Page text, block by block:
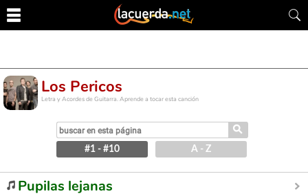
Los Pericos
Letra y Acordes de Guitarra. Aprende a tocar esta canción
⚲
#1 - #10 A - Z
Pupilas lejanas